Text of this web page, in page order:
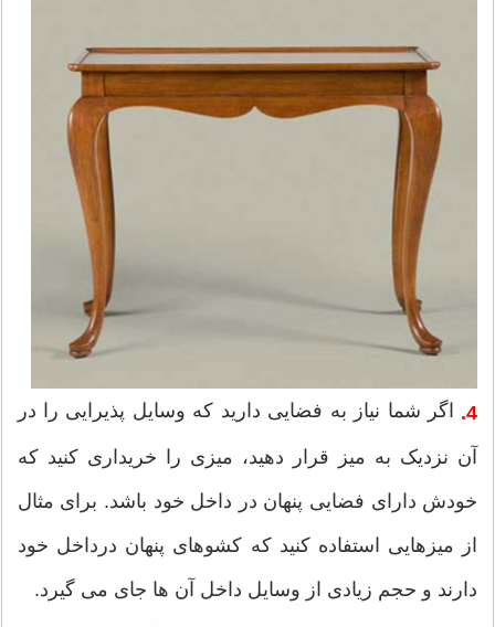
4. اگر شما نیاز به فضایی دارید که وسایل پذیرایی را در
آن نزدیک به میز قرار دهید، میزی را خریداری کنید که
خودش دارای فضایی پنهان در داخل خود باشد. برای مثال
از میزهایی استفاده کنید که کشوهای پنهان درداخل خود
دارند و حجم زیادی از وسایل داخل آن ها جای می گیرد.